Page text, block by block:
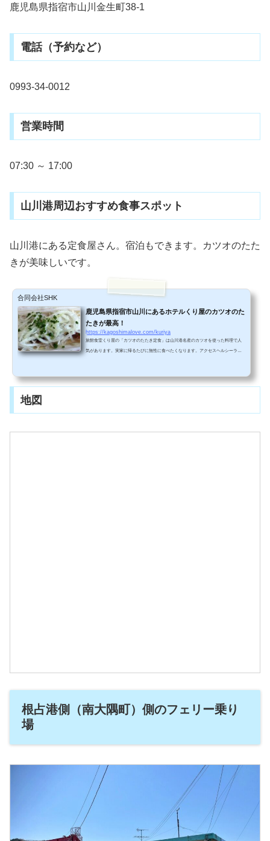
鹿児島県指宿市山川金生町38-1
電話（予約など）
0993-34-0012
営業時間
07:30 ～ 17:00
山川港周辺おすすめ食事スポット
山川港にある定食屋さん。宿泊もできます。カツオのたた
きが美味しいです。
合同会社SHK
鹿児島県指宿市山川にあるホテルくり屋のカツオのた
たきが最高！
https://kagoshimalove.com/kuriya
旅館食堂くり屋の「カツオのたたき定食」は山川港名産のカツオを使った料理で人
気があります。実家に帰るたびに無性に食べたくなります。アクセスヘルシーラン
す。 すぐ目の前には山川港です。海の向こうには大隅半島が見えます。お店の入口
地図
根占港側（南大隅町）側のフェリー乗り
場